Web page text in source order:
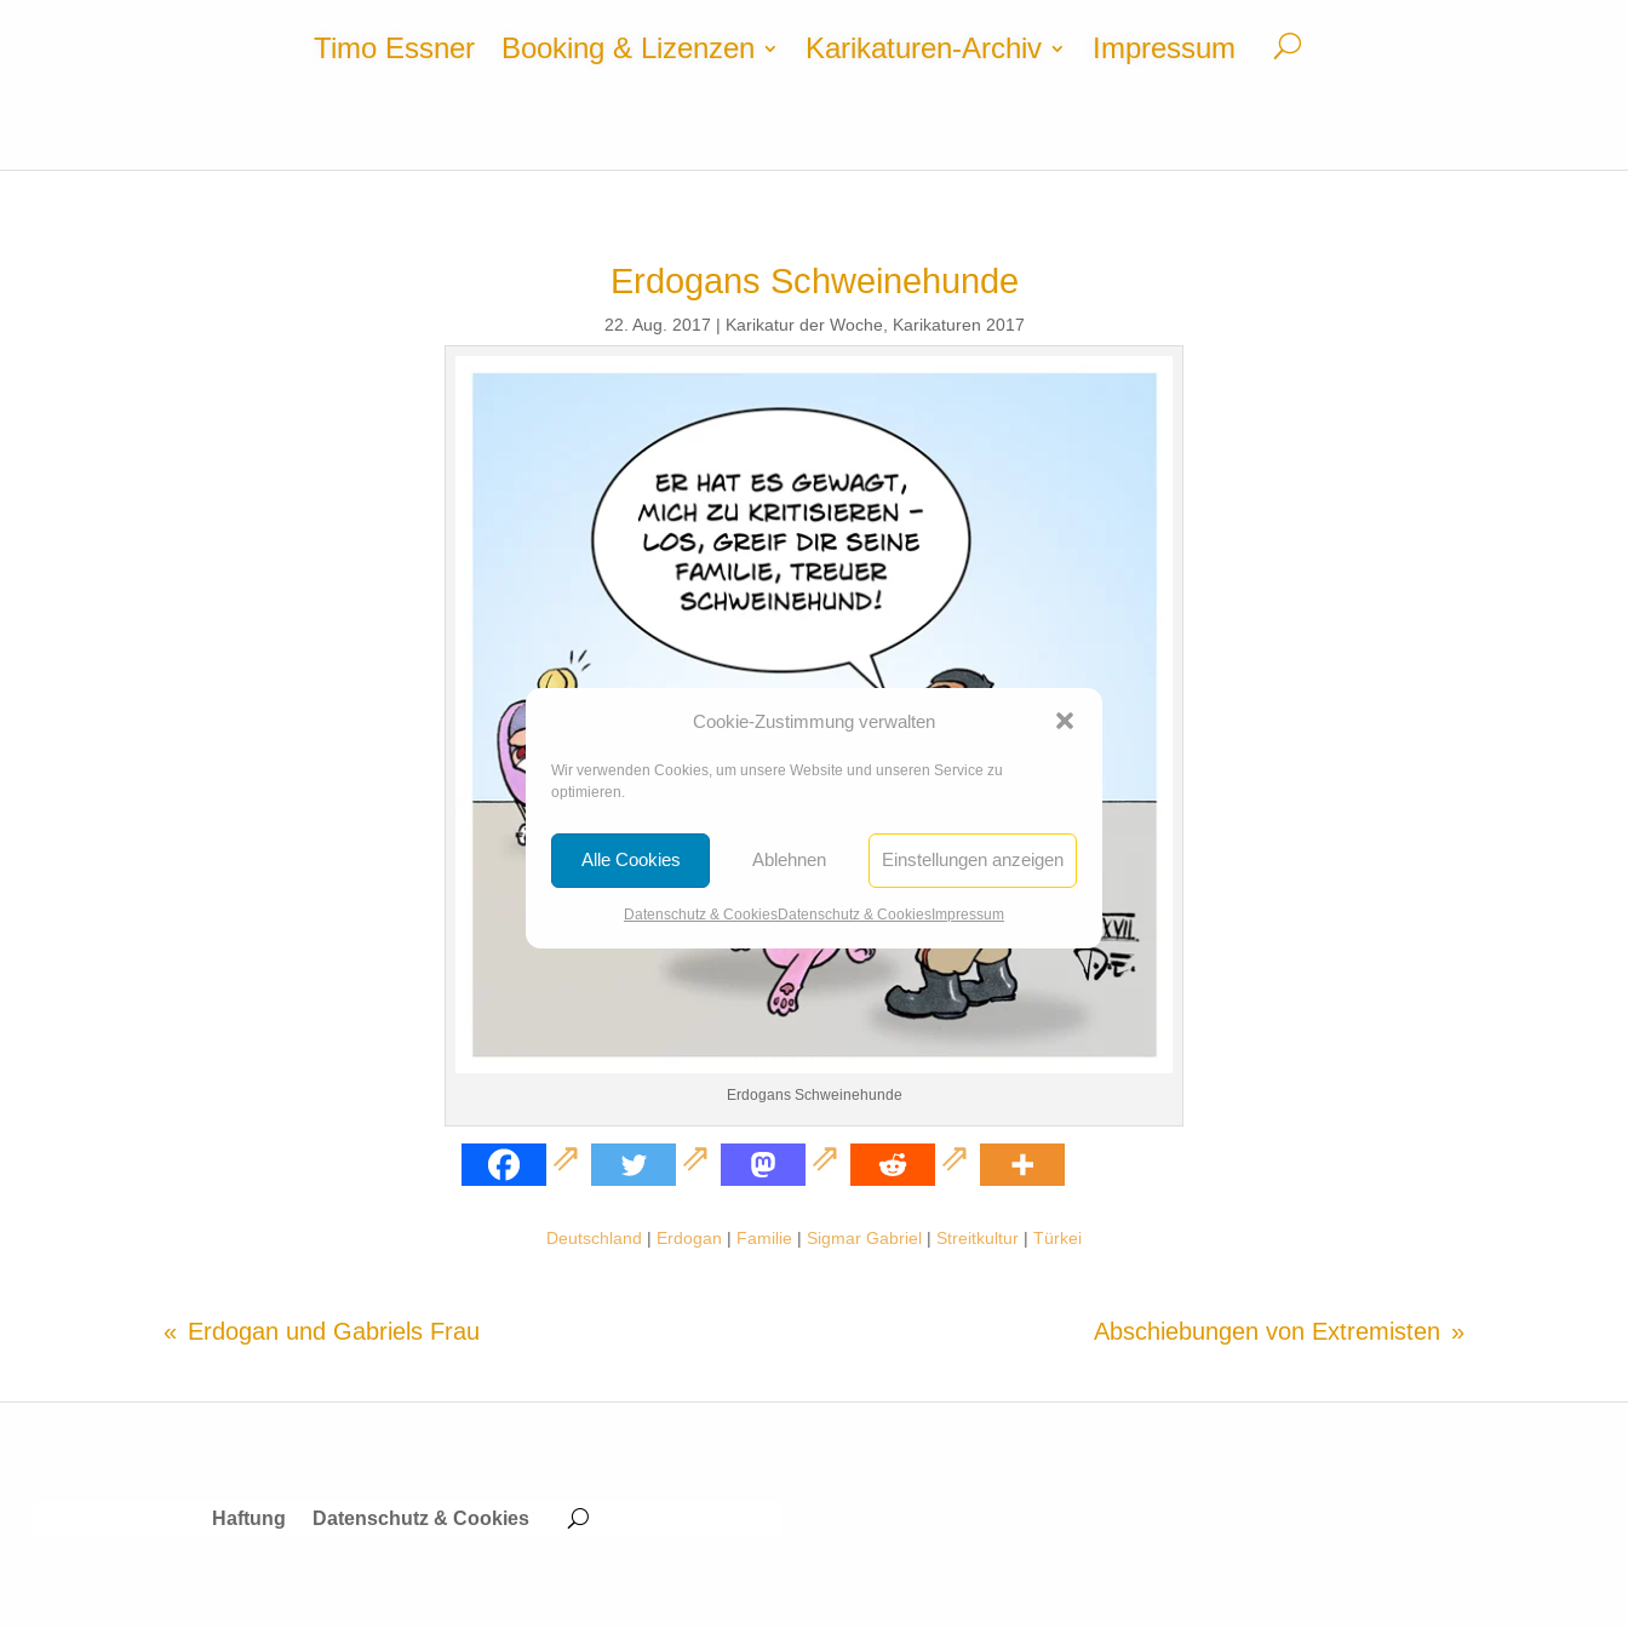
Cookie-Zustimmung verwalten
Wir verwenden Cookies, um unsere Website und unseren Service zu
optimieren.
Alle Cookies Ablehnen Einstellungen anzeigen
Datenschutz & CookiesDatenschutz & CookiesImpressum
Timo Essner Booking & Lizenzen Karikaturen-Archiv Impressum
Erdogans Schweinehunde
22. Aug. 2017 Karikatur der Woche, Karikaturen 2017
Erdogans Schweinehunde
Deutschland | Erdogan | Familie | Sigmar Gabriel | Streitkultur | Türkei
Erdogan und Gabriels Frau Abschiebungen von Extremisten
Haftung Datenschutz & Cookies